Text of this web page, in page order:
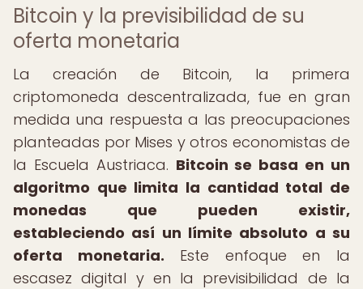
Bitcoin y la previsibilidad de su
oferta monetaria
La creación de Bitcoin, la primera
criptomoneda descentralizada, fue en gran
medida una respuesta a las preocupaciones
planteadas por Mises y otros economistas de
la Escuela Austriaca. Bitcoin se basa en un
algoritmo que limita la cantidad total de
monedas que pueden existir,
estableciendo así un límite absoluto a su
oferta monetaria. Este enfoque en la
escasez digital y en la previsibilidad de la